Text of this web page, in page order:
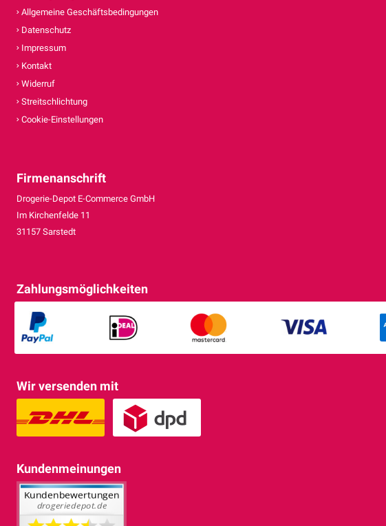
Allgemeine Geschäftsbedingungen
Datenschutz
Impressum
Kontakt
Widerruf
Streitschlichtung
Cookie-Einstellungen
Firmenanschrift
Drogerie-Depot E-Commerce GmbH
Im Kirchenfelde 11
31157 Sarstedt
Zahlungsmöglichkeiten
Wir versenden mit
Kundenmeinungen